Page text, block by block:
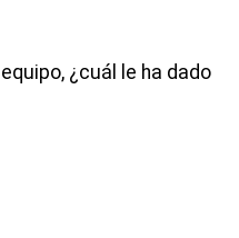
¿cuál le ha dado